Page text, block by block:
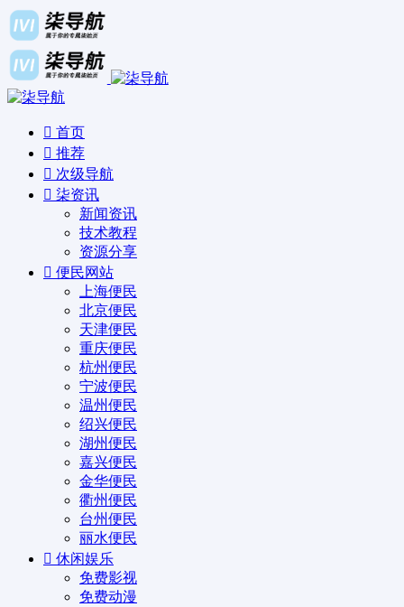
首页
推荐
次级导航
柒资讯
新闻资讯
技术教程
资源分享
便民网站
上海便民
北京便民
天津便民
重庆便民
杭州便民
宁波便民
温州便民
绍兴便民
湖州便民
嘉兴便民
金华便民
衢州便民
台州便民
丽水便民
休闲娱乐
免费影视
免费动漫